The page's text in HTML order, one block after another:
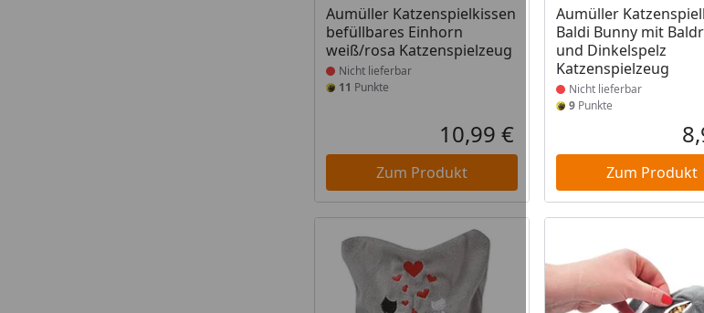
Aumüller Katzenspielkissen
befüllbares Einhorn
weiß/rosa Katzenspielzeug
Produkt nicht lieferbar
Nicht lieferbar
11 Punkte
Aktueller Preis
10,99 €
Zum Produkt
Aumüller
Baldi Bunny mit
und Dinkelspelz
Katzenspielzeug
Produkt nicht
Nicht lieferbar
9 Punkte
Zum Produkt